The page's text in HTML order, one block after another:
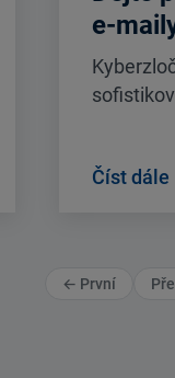
e-
Číst dále
← První